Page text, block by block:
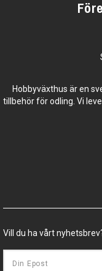
Hobbyväxthus är en
tillbehör för odling. Vi
Vill du ha vårt